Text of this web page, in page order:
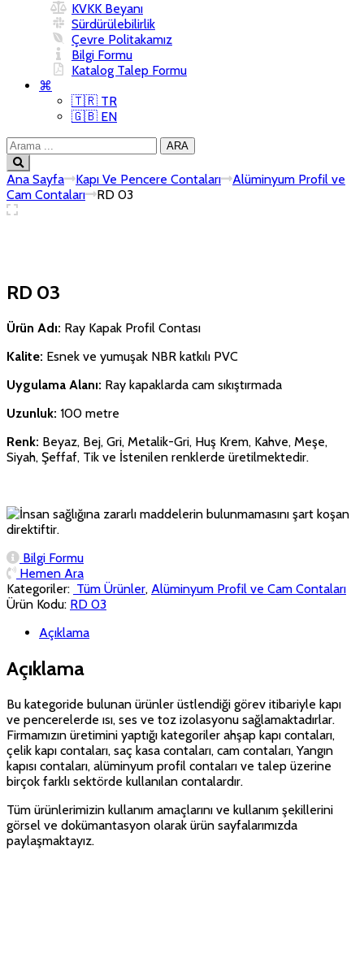
KVKK Beyanı
Sürdürülebilirlik
Çevre Politakamız
Bilgi Formu
Katalog Talep Formu
⌘
🇹🇷 TR
🇬🇧 EN
Ana Sayfa Kapı Ve Pencere Contaları
Alüminyum Profil ve
Cam Contaları
RD 03
RD 03
Ürün Adı: Ray Kapak Profil Contası
Kalite: Esnek ve yumuşak NBR katkılı PVC
Uygulama Alanı: Ray kapaklarda cam sıkıştırmada
Uzunluk: 100 metre
Renk: Beyaz, Bej, Gri, Metalik-Gri, Huş Krem, Kahve, Meşe,
Siyah, Şeffaf, Tik ve İstenilen renklerde üretilmektedir.
Bilgi Formu
Hemen Ara
Kategoriler: ‏‏‏‏‏‏‏‏ Tüm Ürünler, Alüminyum Profil ve Cam Contaları
Ürün Kodu: RD 03
Açıklama
Açıklama
Bu kategoride bulunan ürünler üstlendiği görev itibariyle kapı
ve pencerelerde ısı, ses ve toz izolasyonu sağlamaktadırlar.
Firmamızın üretimini yaptığı kategoriler ahşap kapı contaları,
çelik kapı contaları, saç kasa contaları, cam contaları, Yangın
kapısı contaları, alüminyum profil contaları ve talep üzerine
birçok farklı sektörde kullanılan contalardır.
Tüm ürünlerimizin kullanım amaçlarını ve kullanım şekillerini
görsel ve dokümantasyon olarak ürün sayfalarımızda
paylaşmaktayız.